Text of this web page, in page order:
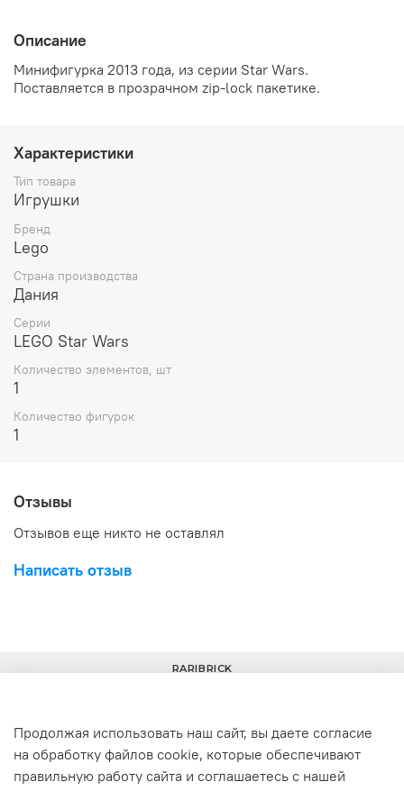
Описание
Минифигурка 2013 года, из серии Star Wars.
Поставляется в прозрачном zip-lock пакетике.
Характеристики
Тип товара
Игрушки
Бренд
Lego
Страна производства
Дания
Серии
LEGO Star Wars
Количество элементов, шт
1
Количество фигурок
1
Отзывы
Отзывов еще никто не оставлял
Написать отзыв
+7(977) 633-00-30 info@raribrick.ru
RARIBRICK
Продолжая использовать наш сайт, вы даете согласие
на обработку файлов cookie, которые обеспечивают
правильную работу сайта и соглашаетесь с нашей